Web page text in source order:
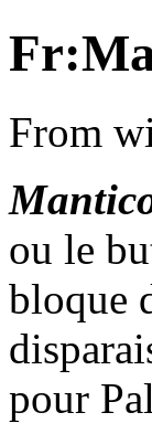
From
ou le
bloque
pour